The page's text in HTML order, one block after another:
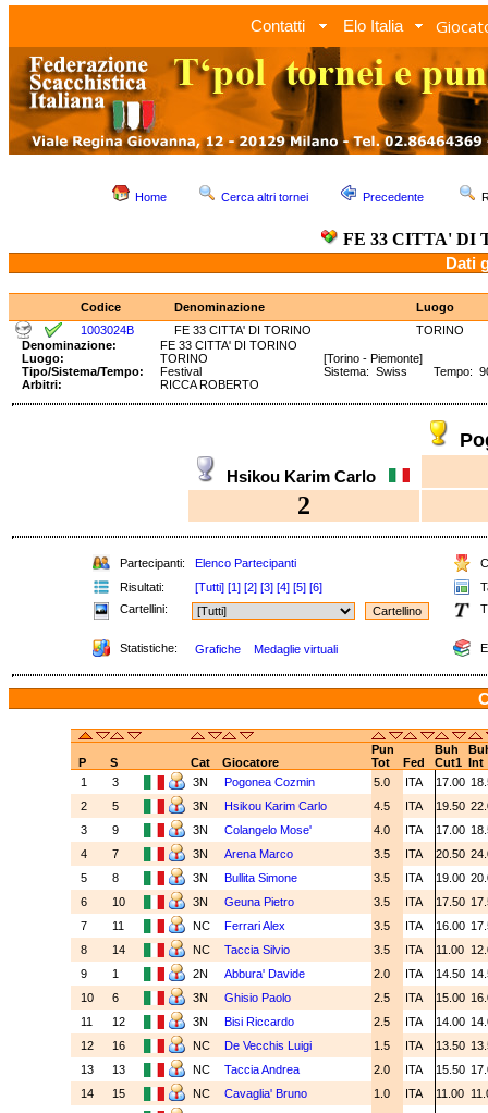
Contatti Elo Italia
Home Cerca altri tornei Precedente
FE 33 CITTA' DI
Dati
Codice Denominazione
Luogo
1003024B
FE 33 CITTA' DI TORINO
TORINO
Denominazione:
FE 33 CITTA' DI TORINO
Luogo:
TORINO
[Torino - Piemonte]
Tipo/Sistema/Tempo:
Festival
Sistema: Swiss Tempo:
Arbitri:
RICCA ROBERTO
Hsikou Karim Carlo
2
Partecipanti: Elenco Partecipanti
Risultati:
[Tutti] [1] [2] [3] [4] [5] [6]
Cartellini:
Statistiche: Grafiche Medaglie virtuali
Pun Buh
P
S Cat Giocatore Tot Fed Cut1 Int
1
3 3N Pogonea Cozmin 5.0 ITA 17.00
2
5 3N Hsikou Karim Carlo 4.5 ITA 19.50
3
9 3N Colangelo Mose' 4.0 ITA 17.00
4
7 3N Arena Marco 3.5 ITA 20.50
5
8 3N Bullita Simone 3.5 ITA 19.00
6
10 3N Geuna Pietro 3.5 ITA 17.50
7
11 NC Ferrari Alex 3.5 ITA 16.00
8
14 NC Taccia Silvio 3.5 ITA 11.00
9
1 2N Abbura' Davide 2.0 ITA 14.50
10
6 3N Ghisio Paolo 2.5 ITA 15.00
11
12 3N Bisi Riccardo 2.5 ITA 14.00
12
16 NC De Vecchis Luigi 1.5 ITA 13.50
13
13 NC Taccia Andrea 2.0 ITA 15.50
14
15 NC Cavaglia' Bruno 1.0 ITA 11.00